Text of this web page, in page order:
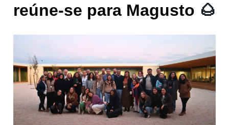
reúne-se para Magusto 🌰